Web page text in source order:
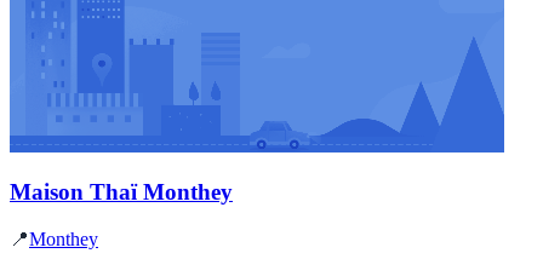
Maison Thaï Monthey
📍Monthey